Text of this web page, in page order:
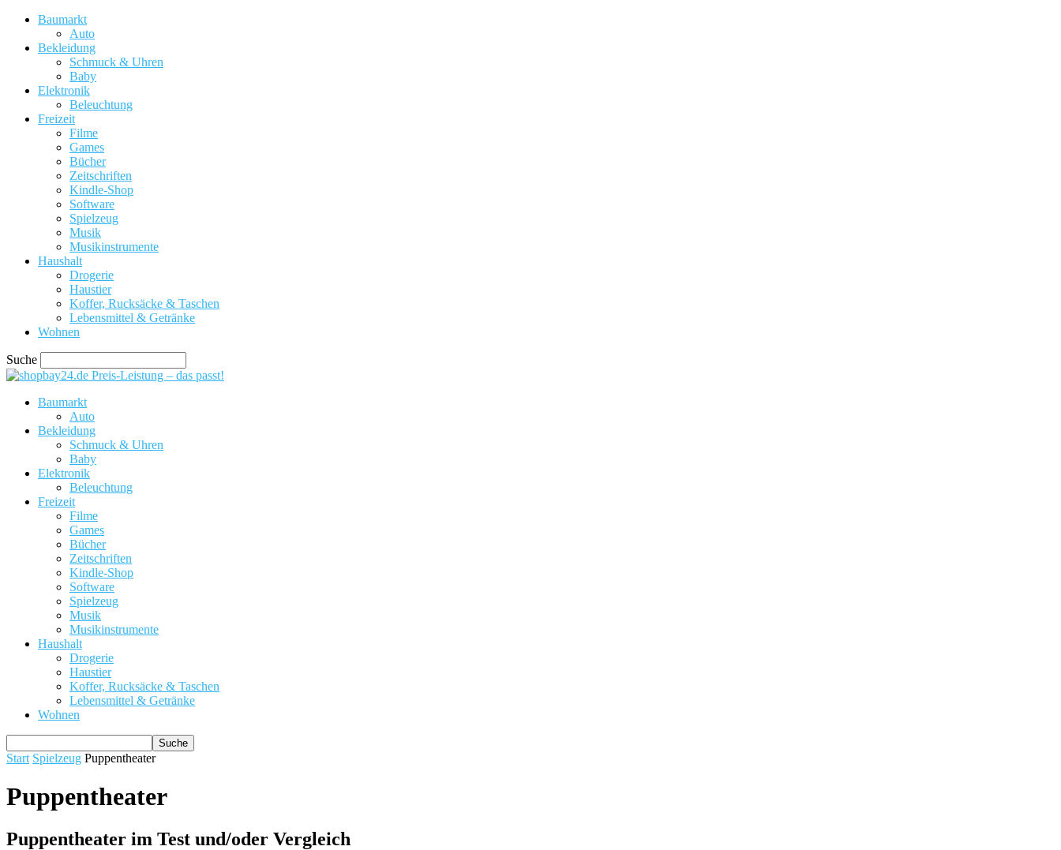
Baumarkt
Auto
Bekleidung
Schmuck & Uhren
Baby
Elektronik
Beleuchtung
Freizeit
Filme
Games
Bücher
Zeitschriften
Kindle-Shop
Software
Spielzeug
Musik
Musikinstrumente
Haushalt
Drogerie
Haustier
Koffer, Rucksäcke & Taschen
Lebensmittel & Getränke
Wohnen
Suche
Preis-Leistung – das passt!
Baumarkt
Auto
Bekleidung
Schmuck & Uhren
Baby
Elektronik
Beleuchtung
Freizeit
Filme
Games
Bücher
Zeitschriften
Kindle-Shop
Software
Spielzeug
Musik
Musikinstrumente
Haushalt
Drogerie
Haustier
Koffer, Rucksäcke & Taschen
Lebensmittel & Getränke
Wohnen
Start Spielzeug Puppentheater
Puppentheater
Puppentheater im Test und/oder Vergleich